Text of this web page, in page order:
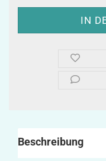
Beschreibung